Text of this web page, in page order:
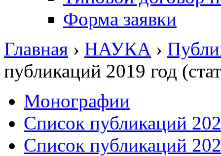
Форма заявки
Главная › НАУКА ›
публикаций 2019 год
Монографии
Список публикаций
Список публикаций